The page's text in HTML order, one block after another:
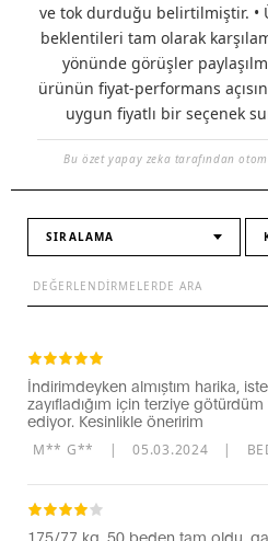
ve tok durduğu belirtilmiştir. •
beklentileri tam olarak
yönünde görüşler
ürünün fiyat-performans
uygun fiyatlı bir seçenek
Bu özet yapay zeka tarafından
SIRALAMA
İndirimdeyken almıştım harika,
zayıfladığım için terziye
ediyor. Kesinlikle öneririm
M** G** | 05.03.2024 |
175/77 kg, 50 beden tam oldu.